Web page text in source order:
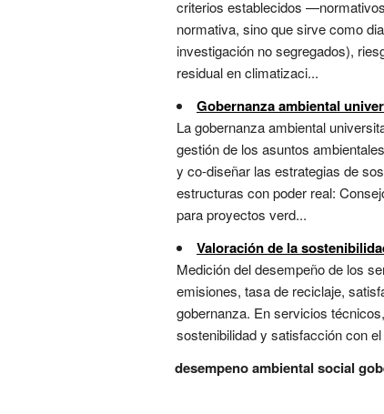
criterios establecidos
normativa, sino que sirve como
investigación no segregados),
residual en climatizaci...
Gobernanza ambiental
La gobernanza ambiental
gestión de los asuntos
y co-diseñar las estrategias de
estructuras con poder real:
para proyectos verd...
Valoración de la
Medición del desempeño de los
emisiones, tasa de reciclaje,
gobernanza. En servicios
sostenibilidad y satisfacción con
desempeno ambiental social